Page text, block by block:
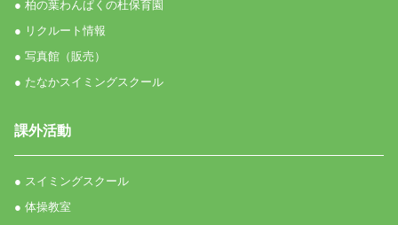
● 柏の葉わんぱくの杜保育園
● リクルート情報
● 写真館（販売）
● たなかスイミングスクール
課外活動
● スイミングスクール
● 体操教室